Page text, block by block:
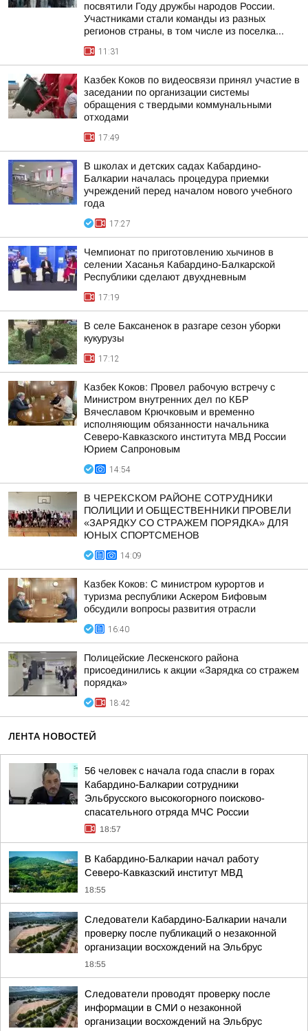
посвятили Году дружбы народов России.
Участниками стали команды из разных
регионов страны, в том числе из поселка...
11:31
Казбек Коков по видеосвязи принял участие в
заседании по организации системы
обращения с твердыми коммунальными
отходами
17:49
В школах и детских садах Кабардино-
Балкарии началась процедура приемки
учреждений перед началом нового учебного
года
17:27
Чемпионат по приготовлению хычинов в
селении Хасанья Кабардино-Балкарской
Республики сделают двухдневным
17:19
В селе Баксаненок в разгаре сезон уборки
кукурузы
17:12
Казбек Коков: Провел рабочую встречу с
Министром внутренних дел по КБР
Вячеславом Крючковым и временно
исполняющим обязанности начальника
Северо-Кавказского института МВД России
Юрием Сапроновым
14:54
В ЧЕРЕКСКОМ РАЙОНЕ СОТРУДНИКИ
ПОЛИЦИИ И ОБЩЕСТВЕННИКИ ПРОВЕЛИ
«ЗАРЯДКУ СО СТРАЖЕМ ПОРЯДКА» ДЛЯ
ЮНЫХ СПОРТСМЕНОВ
14:09
Казбек Коков: С министром курортов и
туризма республики Аскером Бифовым
обсудили вопросы развития отрасли
16:40
Полицейские Лескенского района
присоединились к акции «Зарядка со стражем
порядка»
18:42
ЛЕНТА НОВОСТЕЙ
56 человек с начала года спасли в горах
Кабардино-Балкарии сотрудники
Эльбрусского высокогорного поисково-
спасательного отряда МЧС России
18:57
В Кабардино-Балкарии начал работу
Северо-Кавказский институт МВД
18:55
Следователи Кабардино-Балкарии начали
проверку после публикаций о незаконной
организации восхождений на Эльбрус
18:55
Следователи проводят проверку после
информации в СМИ о незаконной
организации восхождений на Эльбрус